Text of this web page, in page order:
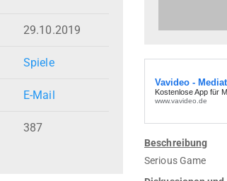
29.10.2019
Spiele
E-Mail
387
Beschreibung
Serious Game